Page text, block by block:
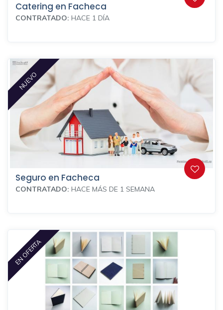
Catering en Facheca
CONTRATADO: HACE 1 DÍA
NUEVO
Seguro en Facheca
CONTRATADO: HACE MÁS DE 1 SEMANA
EN OFERTA